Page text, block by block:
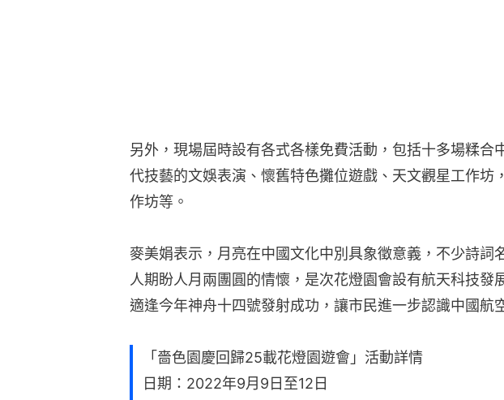
另外，現場屆時設有各式各樣免費活動，包括十多場糅合
代技藝的文娛表演、懷舊特色攤位遊戲、天文觀星工作坊
作坊等。
麥美娟表示，月亮在中國文化中別具象徵意義，不少詩詞
人期盼人月兩團圓的情懷，是次花燈園會設有航天科技發
適逢今年神舟十四號發射成功，讓市民進一步認識中國航
「嗇色園慶回歸25載花燈園遊會」活動詳情
日期：2022年9月9日至12日